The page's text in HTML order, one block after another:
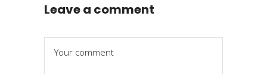
Leave a comment